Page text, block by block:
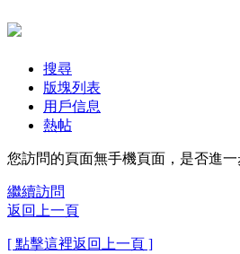
搜尋
版塊列表
用戶信息
熱帖
您訪問的頁面無手機頁面，是否進一
繼續訪問
返回上一頁
[ 點擊這裡返回上一頁 ]